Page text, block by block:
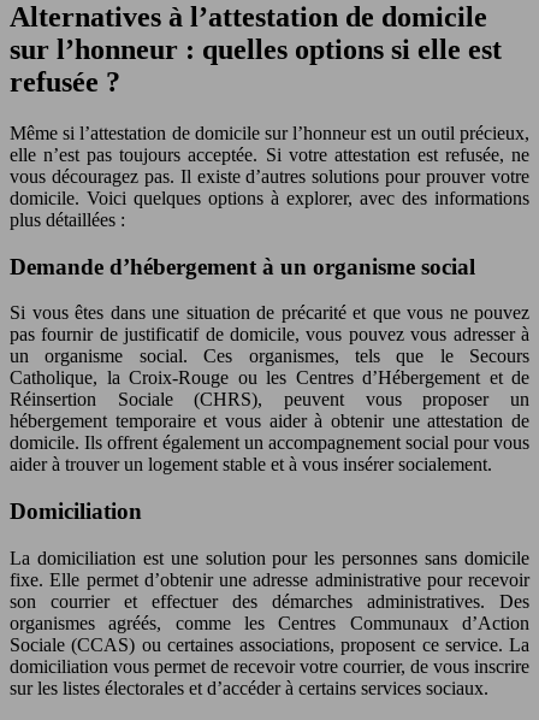
Alternatives à l’attestation de domicile
sur l’honneur : quelles options si elle est
refusée ?
Même si l’attestation de domicile sur l’honneur est un outil précieux,
elle n’est pas toujours acceptée. Si votre attestation est refusée, ne
vous découragez pas. Il existe d’autres solutions pour prouver votre
domicile. Voici quelques options à explorer, avec des informations
plus détaillées :
Demande d’hébergement à un organisme social
Si vous êtes dans une situation de précarité et que vous ne pouvez
pas fournir de justificatif de domicile, vous pouvez vous adresser à
un organisme social. Ces organismes, tels que le Secours
Catholique, la Croix-Rouge ou les Centres d’Hébergement et de
Réinsertion Sociale (CHRS), peuvent vous proposer un
hébergement temporaire et vous aider à obtenir une attestation de
domicile. Ils offrent également un accompagnement social pour vous
aider à trouver un logement stable et à vous insérer socialement.
Domiciliation
La domiciliation est une solution pour les personnes sans domicile
fixe. Elle permet d’obtenir une adresse administrative pour recevoir
son courrier et effectuer des démarches administratives. Des
organismes agréés, comme les Centres Communaux d’Action
Sociale (CCAS) ou certaines associations, proposent ce service. La
domiciliation vous permet de recevoir votre courrier, de vous inscrire
sur les listes électorales et d’accéder à certains services sociaux.